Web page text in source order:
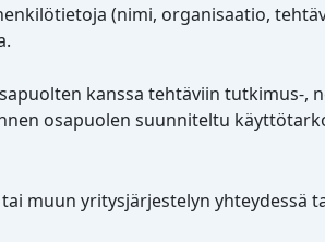
(nimi, organisaatio,
kanssa tehtäviin tutkimus-
osapuolen suunniteltu
muun yritysjärjestelyn yhteydessä